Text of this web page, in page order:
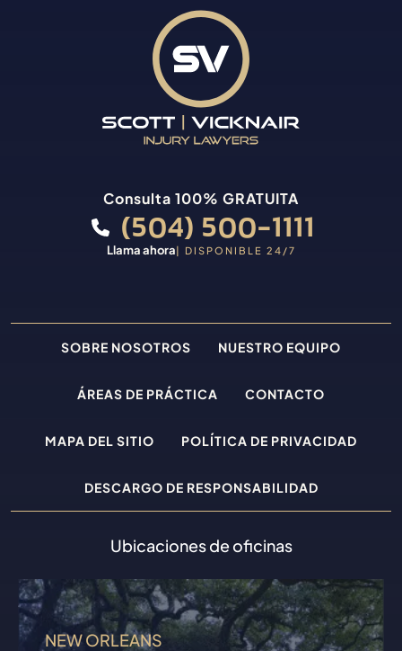
Consulta 100% GRATUITA
(504) 500-1111
Llama ahora| DISPONIBLE 24/7
SOBRE NOSOTROS NUESTRO EQUIPO
ÁREAS DE PRÁCTICA CONTACTO
MAPA DEL SITIO POLÍTICA DE PRIVACIDAD
DESCARGO DE RESPONSABILIDAD
Ubicaciones de oficinas
NEW ORLEANS